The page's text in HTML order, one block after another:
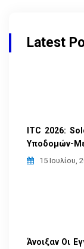
Latest
ITC 2026:
Υποδομών-
15 Ιουλίου,
Άνοιξαν Οι